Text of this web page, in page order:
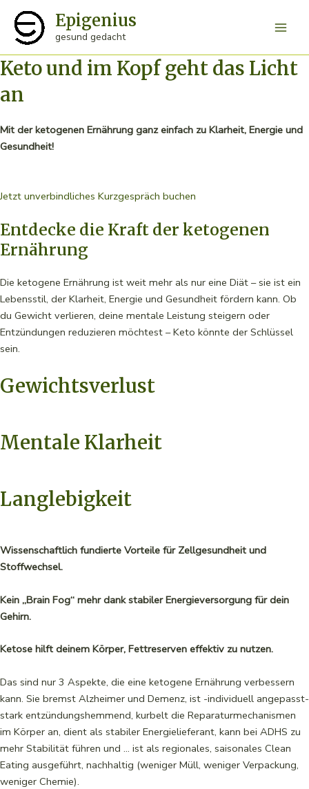
Inhalt
springen
Epigenius
gesund gedacht
Keto und im Kopf geht das Licht
an
Mit der ketogenen Ernährung ganz einfach zu Klarheit, Energie und
Gesundheit!
Jetzt unverbindliches Kurzgespräch buchen
Entdecke die Kraft der ketogenen
Ernährung
Die ketogene Ernährung ist weit mehr als nur eine Diät – sie ist ein
Lebensstil, der Klarheit, Energie und Gesundheit fördern kann. Ob
du Gewicht verlieren, deine mentale Leistung steigern oder
Entzündungen reduzieren möchtest – Keto könnte der Schlüssel
sein.
Gewichtsverlust
Mentale Klarheit
Langlebigkeit
Wissenschaftlich fundierte Vorteile für Zellgesundheit und
Stoffwechsel.
Kein „Brain Fog“ mehr dank stabiler Energieversorgung für dein
Gehirn.
Ketose hilft deinem Körper, Fettreserven effektiv zu nutzen.
Das sind nur 3 Aspekte, die eine ketogene Ernährung verbessern
kann. Sie bremst Alzheimer und Demenz, ist -individuell angepasst-
stark entzündungshemmend, kurbelt die Reparaturmechanismen
im Körper an, dient als stabiler Energielieferant, kann bei ADHS zu
mehr Stabilität führen und … ist als regionales, saisonales Clean
Eating ausgeführt, nachhaltig (weniger Müll, weniger Verpackung,
weniger Chemie).